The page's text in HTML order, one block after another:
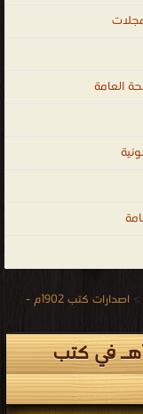
>
اصدارات كتب 1902م -
اصدارات كتب 1902م - 1320هـ في كتب